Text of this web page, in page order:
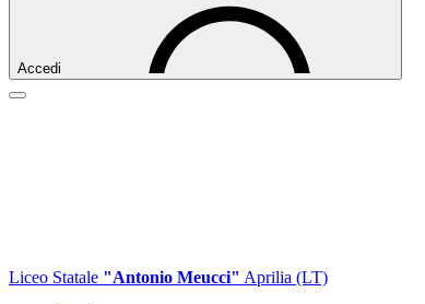
Accedi
Liceo Statale "Antonio Meucci" Aprilia (LT)